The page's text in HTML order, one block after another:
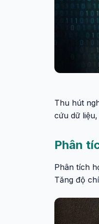
Thu hút
cứu dữ
Phân
Phân tích
Tăng độ